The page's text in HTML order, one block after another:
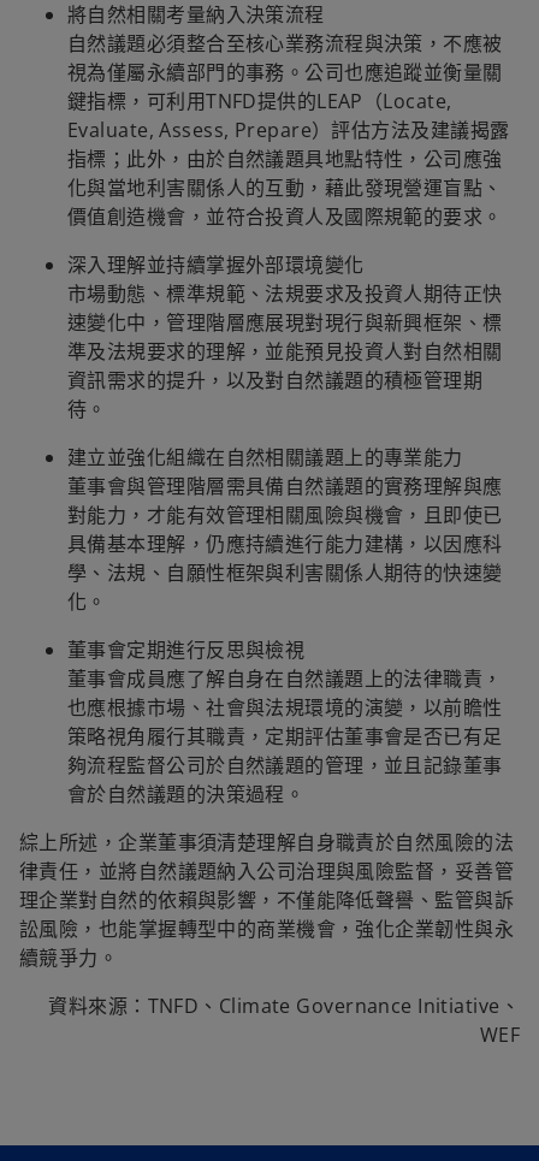
將自然相關考量納入決策流程
自然議題必須整合至核心業務流程與決策，不應被
視為僅屬永續部門的事務。公司也應追蹤並衡量關
鍵指標，可利用TNFD提供的LEAP（Locate,
Evaluate, Assess, Prepare）評估方法及建議揭露
指標；此外，由於自然議題具地點特性，公司應強
化與當地利害關係人的互動，藉此發現營運盲點、
價值創造機會，並符合投資人及國際規範的要求。
深入理解並持續掌握外部環境變化
市場動態、標準規範、法規要求及投資人期待正快
速變化中，管理階層應展現對現行與新興框架、標
準及法規要求的理解，並能預見投資人對自然相關
資訊需求的提升，以及對自然議題的積極管理期
待。
建立並強化組織在自然相關議題上的專業能力
董事會與管理階層需具備自然議題的實務理解與應
對能力，才能有效管理相關風險與機會，且即使已
具備基本理解，仍應持續進行能力建構，以因應科
學、法規、自願性框架與利害關係人期待的快速變
化。
董事會定期進行反思與檢視
董事會成員應了解自身在自然議題上的法律職責，
也應根據市場、社會與法規環境的演變，以前瞻性
策略視角履行其職責，定期評估董事會是否已有足
夠流程監督公司於自然議題的管理，並且記錄董事
會於自然議題的決策過程。
綜上所述，企業董事須清楚理解自身職責於自然風險的法
律責任，並將自然議題納入公司治理與風險監督，妥善管
理企業對自然的依賴與影響，不僅能降低聲譽、監管與訴
訟風險，也能掌握轉型中的商業機會，強化企業韌性與永
續競爭力。
資料來源：TNFD、Climate Governance Initiative、
WEF